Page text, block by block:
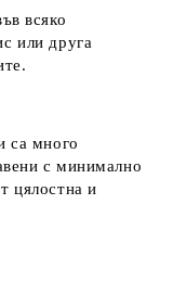
всяко
или друга
са много
с минимално
цялостна и